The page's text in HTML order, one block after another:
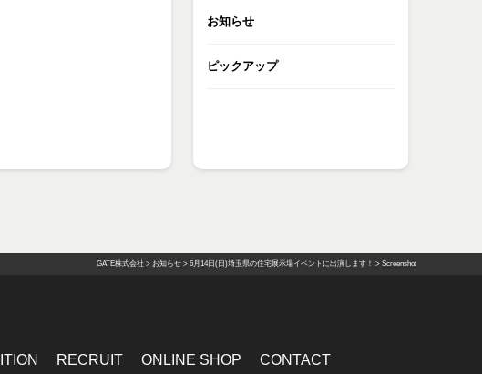
お知らせ
ピックアップ
GATE株式会社 > お知らせ > 6月14日(日)埼玉県の住宅展示場イベントに出演します！ > Screenshot
RECRUIT ONLINE SHOP CONTACT